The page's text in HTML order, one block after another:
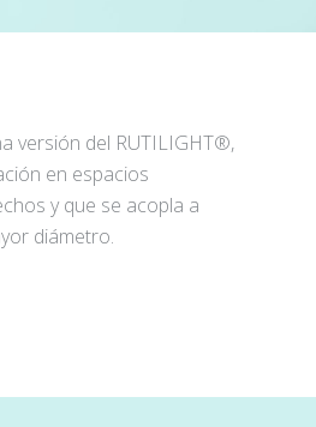
versión del RUTILIGHT®,
en espacios
y que se acopla a
diámetro.